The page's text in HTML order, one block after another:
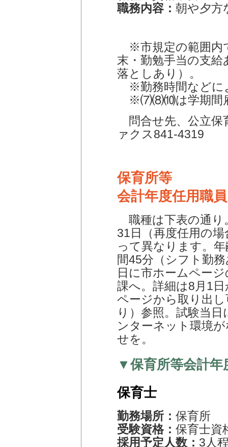
職務内容： 朝や夕方
※市規定の範囲内
末・勤勉手当の支
落としあり）。
※勤務時間などに
※⑺⑻⑽は学期間
問合せ先、公立保
ァクス841-4319
保育所等
会計年度任用職
職種は下表の通り
31日（再度任用の
って異なります。
間45分（シフト勤
日に市ホームペー
課へ。詳細は8月1
ページから取り出
り）参照。試験当
ンターネット環境
せを。
▼保育所等会計年
保育士
勤務場所： 保育所
受験資格： 保育士資
採用予定人数： 3人